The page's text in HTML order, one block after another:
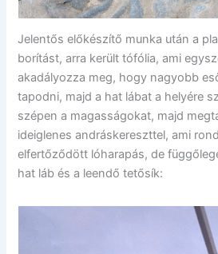
Jelentős előkészítő munka után a
borítást, arra került tófólia, ami
akadályozza meg, hogy nagyobb
tapodni, majd a hat lábat a helyére
szépen a magasságokat, majd
ideiglenes andráskereszttel, ami
elfertőződött lóharapás, de
hat láb és a leendő tetősík: